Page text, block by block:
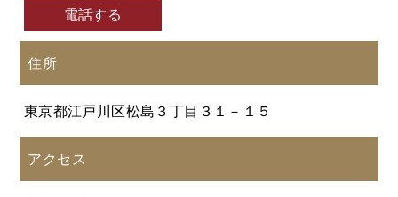
電話する
住所
東京都江戸川区松島３丁目３１－１５
アクセス